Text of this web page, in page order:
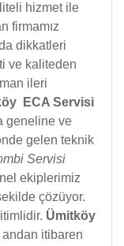
hizmet ile
firmamız
dikkatleri
ve kaliteden
ileri
ECA Servisi
geneline ve
gelen teknik
Servisi
ekiplerimiz
çözüyor.
Ümitköy
itibaren